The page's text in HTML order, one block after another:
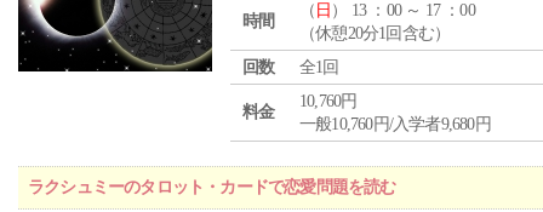
時間
（ 日 ） 13 ：00 ～ 17 ：00
（休憩20分1回含む）
回数
全1回
料金
10,760円
一般10,760円/入学者9,680円
ラクシュミーのタロット・カードで恋愛問題を読む